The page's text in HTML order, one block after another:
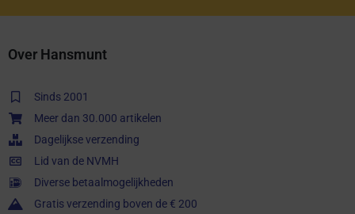
Over Hansmunt
Sinds 2001
Meer dan 30.000 artikelen
Dagelijkse verzending
Lid van de NVMH
Diverse betaalmogelijkheden
Gratis verzending boven de € 200